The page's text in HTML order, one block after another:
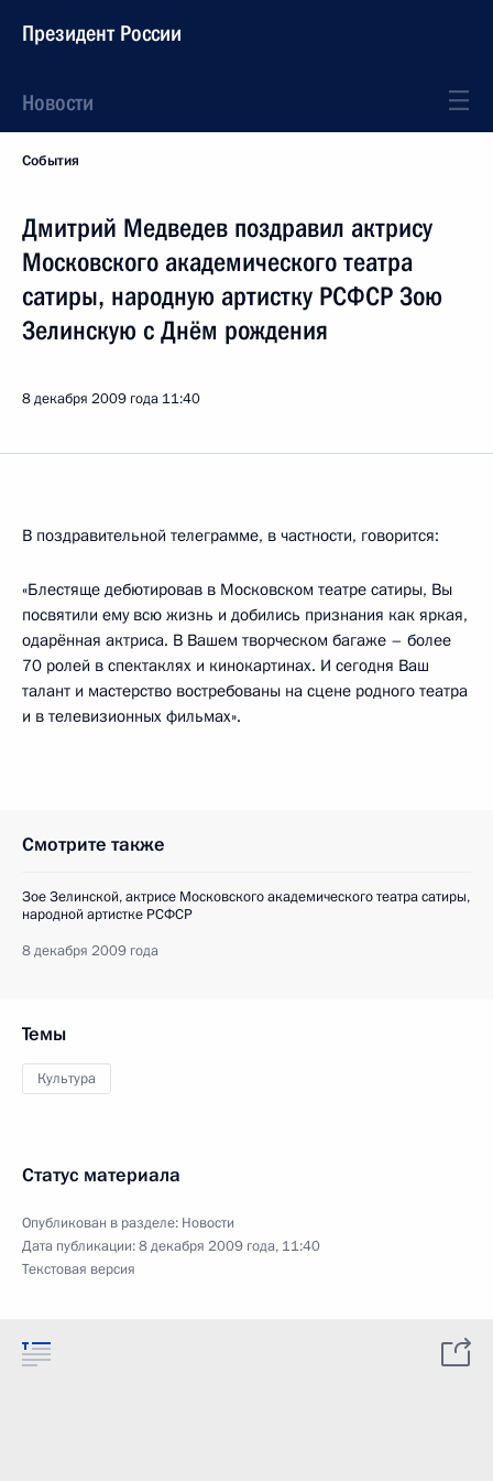
Президент России
Новости
События
Дмитрий Медведев поздравил актрису
Московского академического театра
сатиры, народную артистку РСФСР Зою
Зелинскую с Днём рождения
8 декабря 2009 года 11:40
В поздравительной телеграмме, в частности, говорится:
«Блестяще дебютировав в Московском театре сатиры, Вы
посвятили ему всю жизнь и добились признания как яркая,
одарённая актриса. В Вашем творческом багаже – более
70 ролей в спектаклях и кинокартинах. И сегодня Ваш
талант и мастерство востребованы на сцене родного театра
и в телевизионных фильмах».
Смотрите также
Зое Зелинской, актрисе Московского академического театра сатиры,
народной артистке РСФСР
8 декабря 2009 года
Темы
Культура
Статус материала
Опубликован в разделе: Новости
Дата публикации:8 декабря 2009 года, 11:40
Текстовая версия